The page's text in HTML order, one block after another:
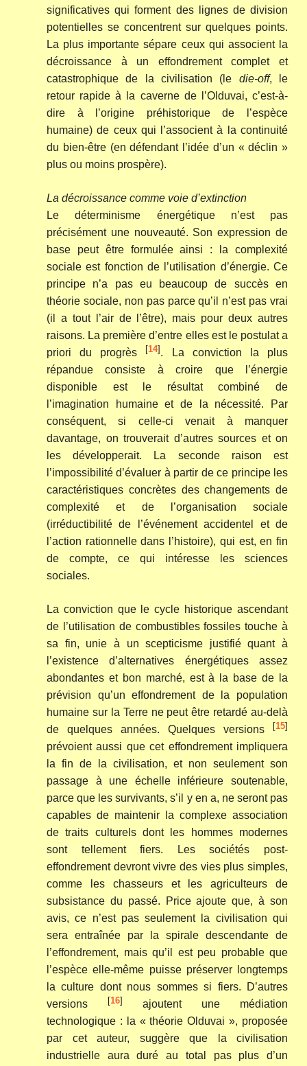
significatives qui forment des lignes de division
potentielles se concentrent sur quelques points.
La plus importante sépare ceux qui associent la
décroissance à un effondrement complet et
catastrophique de la civilisation (le die-off, le
retour rapide à la caverne de l’Olduvai, c’est-à-
dire à l’origine préhistorique de l’espèce
humaine) de ceux qui l’associent à la continuité
du bien-être (en défendant l’idée d’un « déclin »
plus ou moins prospère).
La décroissance comme voie d’extinction
Le déterminisme énergétique n’est pas
précisément une nouveauté. Son expression de
base peut être formulée ainsi : la complexité
sociale est fonction de l’utilisation d’énergie. Ce
principe n’a pas eu beaucoup de succès en
théorie sociale, non pas parce qu’il n’est pas vrai
(il a tout l’air de l’être), mais pour deux autres
raisons. La première d’entre elles est le postulat a
priori du progrès [14]. La conviction la plus
répandue consiste à croire que l’énergie
disponible est le résultat combiné de
l’imagination humaine et de la nécessité. Par
conséquent, si celle-ci venait à manquer
davantage, on trouverait d’autres sources et on
les développerait. La seconde raison est
l’impossibilité d’évaluer à partir de ce principe les
caractéristiques concrètes des changements de
complexité et de l’organisation sociale
(irréductibilité de l’événement accidentel et de
l’action rationnelle dans l’histoire), qui est, en fin
de compte, ce qui intéresse les sciences
sociales.
La conviction que le cycle historique ascendant
de l’utilisation de combustibles fossiles touche à
sa fin, unie à un scepticisme justifié quant à
l’existence d’alternatives énergétiques assez
abondantes et bon marché, est à la base de la
prévision qu’un effondrement de la population
humaine sur la Terre ne peut être retardé au-delà
de quelques années. Quelques versions [15]
prévoient aussi que cet effondrement impliquera
la fin de la civilisation, et non seulement son
passage à une échelle inférieure soutenable,
parce que les survivants, s’il y en a, ne seront pas
capables de maintenir la complexe association
de traits culturels dont les hommes modernes
sont tellement fiers. Les sociétés post-
effondrement devront vivre des vies plus simples,
comme les chasseurs et les agriculteurs de
subsistance du passé. Price ajoute que, à son
avis, ce n’est pas seulement la civilisation qui
sera entraînée par la spirale descendante de
l’effondrement, mais qu’il est peu probable que
l’espèce elle-même puisse préserver longtemps
la culture dont nous sommes si fiers. D’autres
versions [16]
ajoutent une médiation
technologique : la « théorie Olduvai », proposée
par cet auteur, suggère que la civilisation
industrielle aura duré au total pas plus d’un